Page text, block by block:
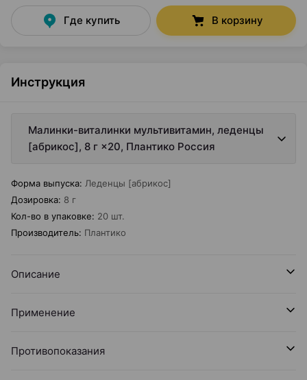
Где купить В корзину
Инструкция
Малинки-виталинки мультивитамин, леденцы
[абрикос], 8 г ×20, Плантико Россия
Форма выпуска: Леденцы [абрикос]
Дозировка: 8 г
Кол-во в упаковке: 20 шт.
Производитель: Плантико
Описание
Применение
Противопоказания